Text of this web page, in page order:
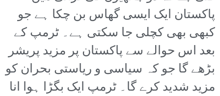
پاکستان ایک ایسی گھاس بن چکا ہے جو
کبھی بھی کچلی جا سکتی ہے۔ ٹرمپ کے
بعد اس حوالے سے پاکستان پر مزید پریشر
بڑھے گا جو کہ سیاسی و ریاستی بحران کو
مزید شدید کرے گا۔ ٹرمپ ایک بگڑا ہوا انا